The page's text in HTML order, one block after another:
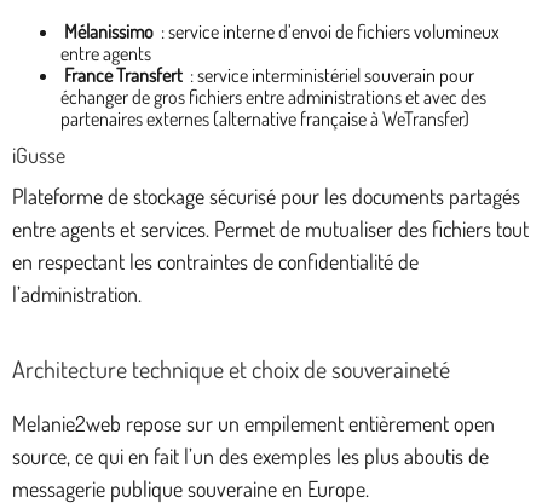
Mélanissimo : service interne d’envoi de fichiers volumineux
entre agents
France Transfert : service interministériel souverain pour
échanger de gros fichiers entre administrations et avec des
partenaires externes (alternative française à WeTransfer)
iGusse
Plateforme de stockage sécurisé pour les documents partagés
entre agents et services. Permet de mutualiser des fichiers tout
en respectant les contraintes de confidentialité de
l’administration.
Architecture technique et choix de souveraineté
Melanie2web repose sur un empilement entièrement open
source, ce qui en fait l’un des exemples les plus aboutis de
messagerie publique souveraine en Europe.